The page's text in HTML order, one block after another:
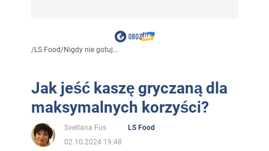
/LS Food/Nigdy nie gotuj...
Jak jeść kaszę gryczaną dla
maksymalnych korzyści?
Svetlana Fus
LS Food
02.10.2024 19:48